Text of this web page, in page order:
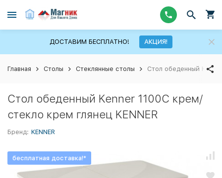
ДОСТАВИМ БЕСПЛАТНО! АКЦИЯ!
Главная Столы Стеклянные столы Стол обеденный
Стол обеденный Kenner 1100С крем/
стекло крем глянец KENNER
Бренд: KENNER
бесплатная доставка!*